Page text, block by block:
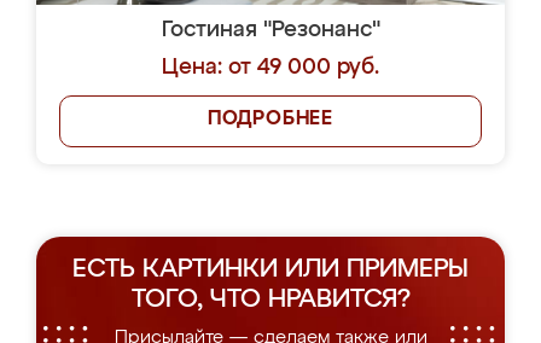
Гостиная "Резонанс"
Цена: от 49 000 руб.
ПОДРОБНЕЕ
ЕСТЬ КАРТИНКИ ИЛИ ПРИМЕРЫ
ТОГО, ЧТО НРАВИТСЯ?
Присылайте — сделаем также или